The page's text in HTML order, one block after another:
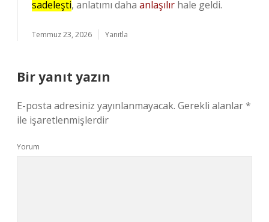
sadeleşti, anlatımı daha anlaşılır hale geldi.
Temmuz 23, 2026 Yanıtla
Bir yanıt yazın
E-posta adresiniz yayınlanmayacak. Gerekli alanlar*
ile işaretlenmişlerdir
Yorum